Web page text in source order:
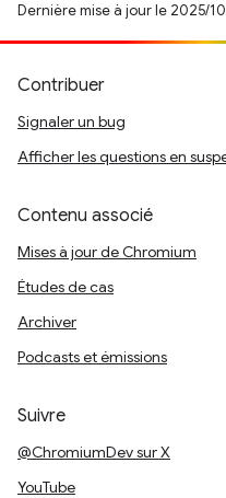
Dernière mise à jour le 2025/
Contribuer
Signaler un bug
Afficher les questions en
Contenu associé
Mises à jour de Chromium
Études de cas
Archiver
Podcasts et émissions
Suivre
@ChromiumDev sur X
YouTube